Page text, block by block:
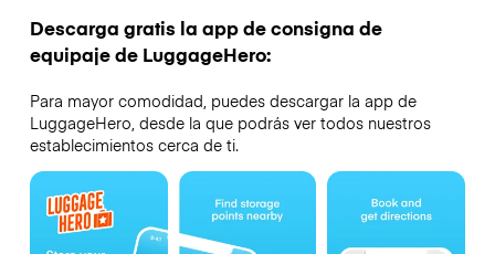
Descarga gratis la app de consigna de
equipaje de LuggageHero:
Para mayor comodidad, puedes descargar la app de
LuggageHero, desde la que podrás ver todos nuestros
establecimientos cerca de ti.